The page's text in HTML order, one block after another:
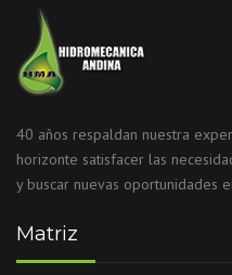
40 años respaldan nuestra
horizonte satisfacer las
y buscar nuevas oportunidades
Matriz